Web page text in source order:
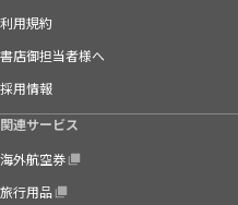
利用規約
書店御担当者様へ
採用情報
関連サービス
海外航空券
旅行用品